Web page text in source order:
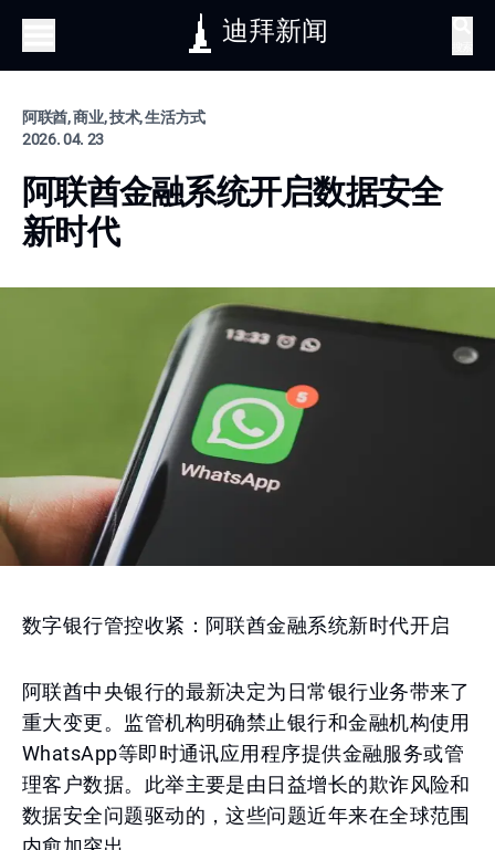
迪拜新闻
阿联酋, 商业, 技术, 生活方式
2026. 04. 23
阿联酋金融系统开启数据安全
新时代
数字银行管控收紧：阿联酋金融系统新时代开启
阿联酋中央银行的最新决定为日常银行业务带来了
重大变更。监管机构明确禁止银行和金融机构使用
WhatsApp等即时通讯应用程序提供金融服务或管
理客户数据。此举主要是由日益增长的欺诈风险和
数据安全问题驱动的，这些问题近年来在全球范围